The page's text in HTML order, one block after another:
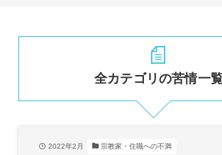
全カテゴリの苦情一
2022年2月 宗教家・住職への不満